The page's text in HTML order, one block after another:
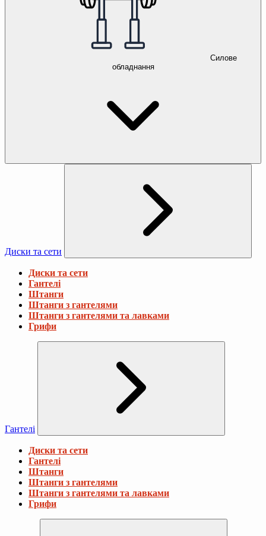
Силове
обладнання
Диски та сети
Диски та сети
Гантелі
Штанги
Штанги з гантелями
Штанги з гантелями та лавками
Грифи
Гантелі
Диски та сети
Гантелі
Штанги
Штанги з гантелями
Штанги з гантелями та лавками
Грифи